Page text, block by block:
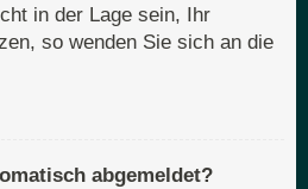
in der Lage sein, Ihr
so wenden Sie sich an die
abgemeldet?